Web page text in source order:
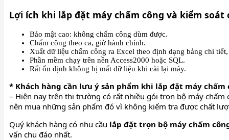
Lợi ích khi lắp đặt máy chấm công và kiểm soát
Bảo mật cao: không chấm công dùm được.
Chấm công theo ca, giờ hành chính.
Xuất dữ liệu chấm công ra Excel theo định dạng bảng chi
Phần mềm chạy trên nền Access2000 hoặc SQL.
Rất ổn định không bị mất dữ liệu khi cài lại máy.
* Khách hàng cần lưu ý sản phẩm khi lắp đặt máy chấm
– Hiện nay trên thị trường có rất nhiều gói trọn bộ máy
nên mua những sản phẩm đó vì không kiểm tra được chất
Quý khách hàng có nhu cầu lắp đặt trọn bộ máy chấm
vấn chu đáo nhất.